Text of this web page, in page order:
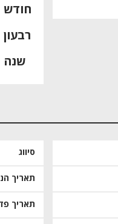
שנה
רבעון
חודש
סיווג
תאריך
תאריך